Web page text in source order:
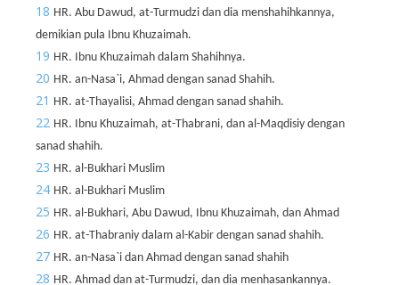
18 HR. Abu Dawud, at-Turmudzi dan dia menshahihkannya,
demikian pula Ibnu Khuzaimah.
19 HR. Ibnu Khuzaimah dalam Shahihnya.
20 HR. an-Nasa`i, Ahmad dengan sanad Shahih.
21 HR. at-Thayalisi, Ahmad dengan sanad shahih.
22 HR. Ibnu Khuzaimah, at-Thabrani, dan al-Maqdisiy dengan
sanad shahih.
23 HR. al-Bukhari Muslim
24 HR. al-Bukhari Muslim
25 HR. al-Bukhari, Abu Dawud, Ibnu Khuzaimah, dan Ahmad
26 HR. at-Thabraniy dalam al-Kabir dengan sanad shahih.
27 HR. an-Nasa`i dan Ahmad dengan sanad shahih
28 HR. Ahmad dan at-Turmudzi, dan dia menhasankannya.